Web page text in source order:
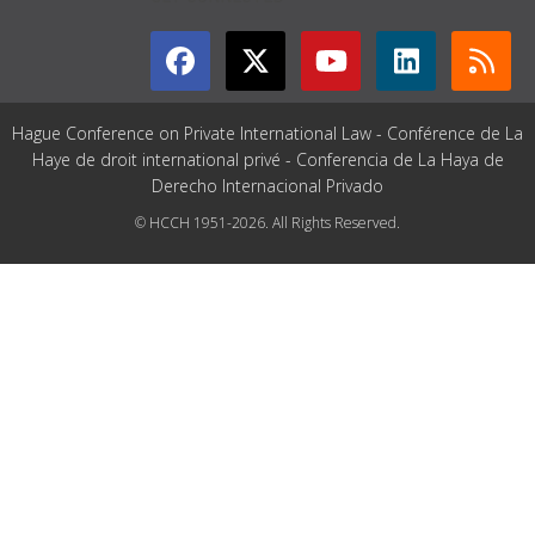
Hague Conference on Private International Law - Conférence de La
Haye de droit international privé - Conferencia de La Haya de
Derecho Internacional Privado
© HCCH 1951-2026. All Rights Reserved.